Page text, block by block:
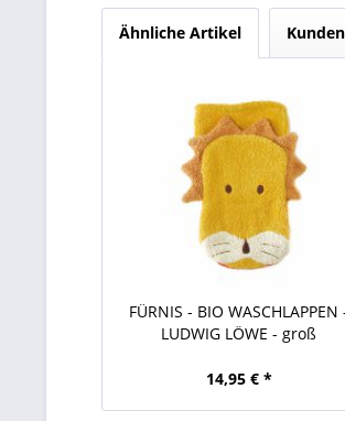
Ähnliche Artikel
FÜRNIS - BIO WASCHLAPPEN
LUDWIG LÖWE - groß
14,95 € *